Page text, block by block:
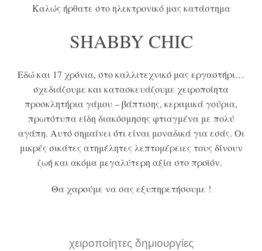
Καλώς ήρθατε στο ηλεκτρονικό μας κατάστημα
SHABBY CHIC
Εδώ και 17 χρόνια, στο καλλιτεχνικό μας εργαστήρι…
σχεδιάζουμε και κατασκευάζουμε χειροποίητα
προσκλητήρια γάμου – βάπτισης, κεραμικά γούρια,
πρωτότυπα είδη διακόσμησης φτιαγμένα με πολύ
αγάπη. Αυτό σημαίνει ότι είναι μοναδικά για εσάς. Οι
μικρές σικάτες ατημέλητες λεπτομέρειες τους δίνουν
ζωή και ακόμα μεγαλύτερη αξία στο προϊόν.
Θα χαρούμε να σας εξυπηρετήσουμε !
χειροποίητες δημιουργίες